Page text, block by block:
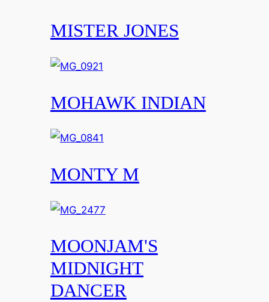
MISTER JONES
MOHAWK INDIAN
MONTY M
MOONJAM'S
MIDNIGHT
DANCER